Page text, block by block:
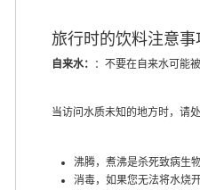
旅行时的饮料注意事
自来水： ：不要在自来水可能
当访问水质未知的地方时，请
沸腾，煮沸是杀死致病生
消毒，如果您无法将水烧